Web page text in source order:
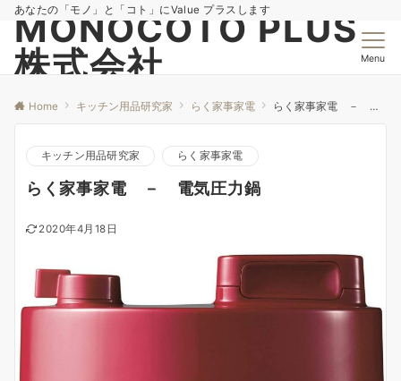
あなたの「モノ」と「コト」にValue プラスします
MONOCOTO PLUS
株式会社
Menu
Home キッチン用品研究家 らく家事家電 らく家事家電 － 電気圧力鍋
キッチン用品研究家 らく家事家電
らく家事家電 － 電気圧力鍋
2020年4月18日